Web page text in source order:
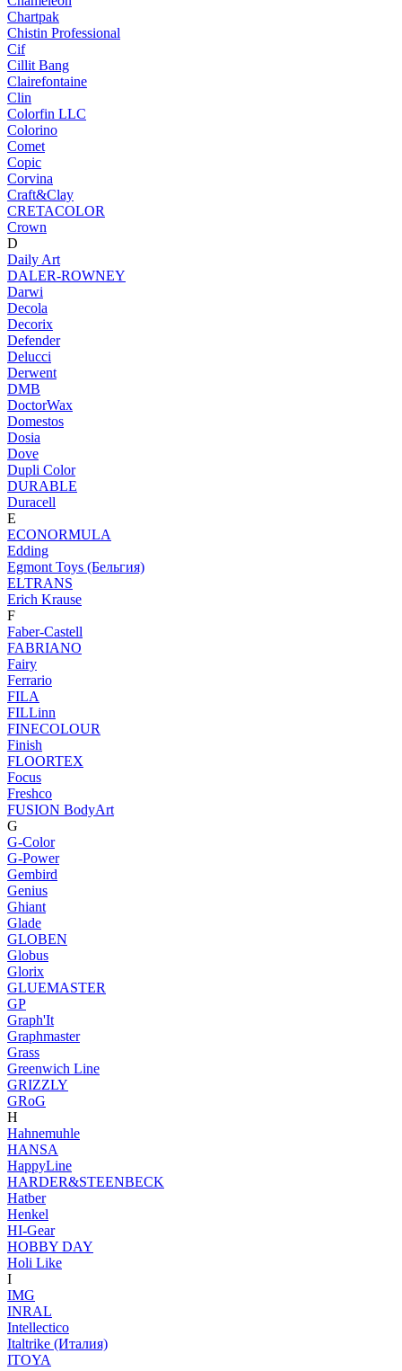
Chartpak
Chistin Professional
Cif
Cillit Bang
Clairefontaine
Clin
Colorfin LLC
Colorino
Comet
Copic
Corvina
Craft&Clay
CRETACOLOR
Crown
D
Daily Art
DALER-ROWNEY
Darwi
Decola
Decorix
Defender
Delucci
Derwent
DMB
DoctorWax
Domestos
Dosia
Dove
Dupli Color
DURABLE
Duracell
E
ECONORMULA
Edding
Egmont Toys (Бельгия)
ELTRANS
Erich Krause
F
Faber-Castell
FABRIANO
Fairy
Ferrario
FILA
FILLinn
FINECOLOUR
Finish
FLOORTEX
Focus
Freshco
FUSION BodyArt
G
G-Color
G-Power
Gembird
Genius
Ghiant
Glade
GLOBEN
Globus
Glorix
GLUEMASTER
GP
Graph'It
Graphmaster
Grass
Greenwich Line
GRIZZLY
GRoG
H
Hahnemuhle
HANSA
HappyLine
HARDER&STEENBECK
Hatber
Henkel
HI-Gear
HOBBY DAY
Holi Like
I
IMG
INRAL
Intellectico
Italtrike (Италия)
ITOYA